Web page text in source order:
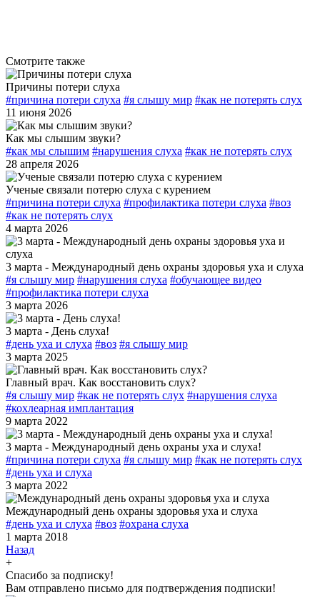
Смотрите также
Причины потери слуха
#причина потери слуха #я слышу мир #как не потерять слух
11 июня 2026
Как мы слышим звуки?
#как мы слышим #нарушения слуха #как не потерять слух
28 апреля 2026
Ученые связали потерю слуха с курением
#причина потери слуха #профилактика потери слуха #воз
#как не потерять слух
4 марта 2026
3 марта - Международный день охраны здоровья уха и слуха
#я слышу мир #нарушения слуха #обучающее видео
#профилактика потери слуха
3 марта 2026
3 марта - День слуха!
#день уха и слуха #воз #я слышу мир
3 марта 2025
Главный врач. Как восстановить слух?
#я слышу мир #как не потерять слух #нарушения слуха
#кохлеарная имплантация
9 марта 2022
3 марта - Международный день охраны уха и слуха!
#причина потери слуха #я слышу мир #как не потерять слух
#день уха и слуха
3 марта 2022
Международный день охраны здоровья уха и слуха
#день уха и слуха #воз #охрана слуха
1 марта 2018
Назад
+
Спасибо за подписку!
Вам отправлено письмо для подтверждения подписки!